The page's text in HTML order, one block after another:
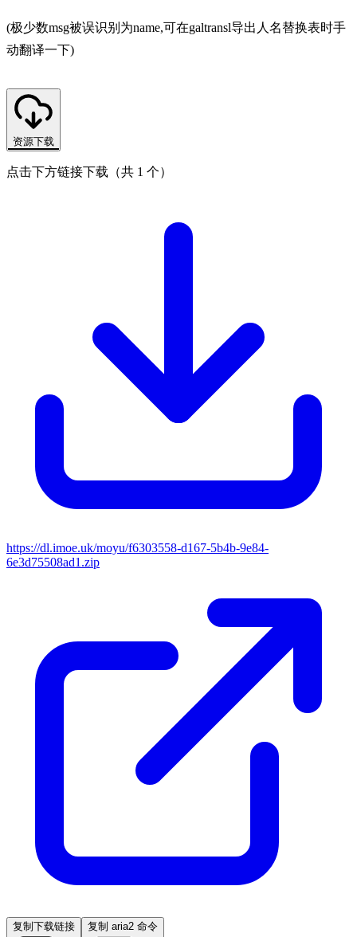
(极少数msg被误识别为name,可在galtransl导出人名替换表时手
动翻译一下)
资源下载
点击下方链接下载（共 1 个）
https://dl.imoe.uk/moyu/f6303558-d167-5b4b-9e84-
6e3d75508ad1.zip
复制下载链接 复制 aria2 命令